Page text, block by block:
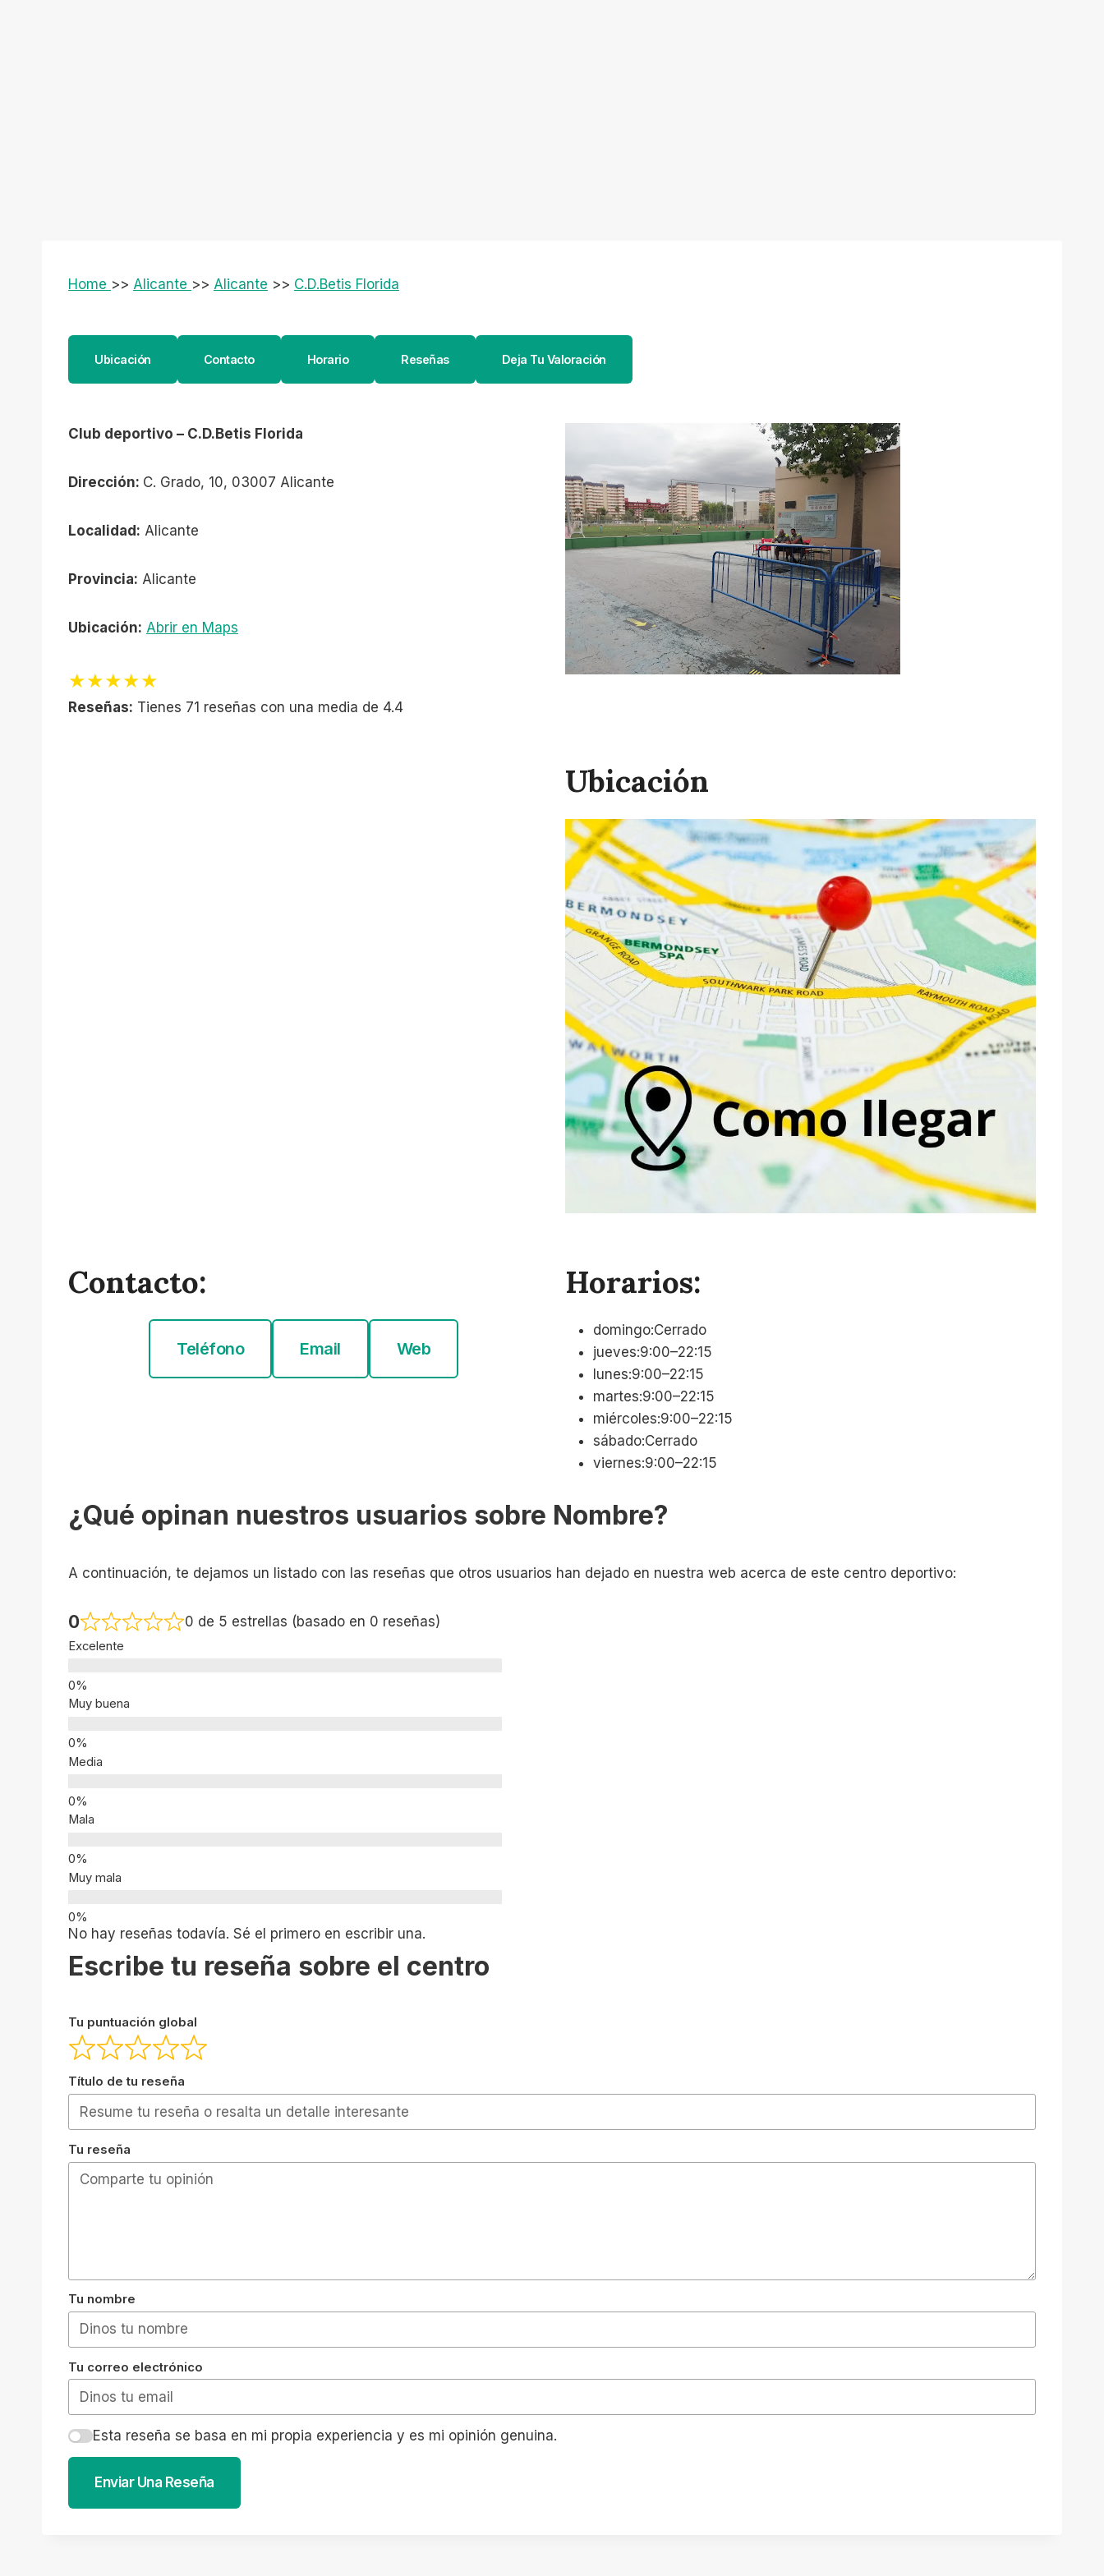
Home >> Alicante >> Alicante >> C.D.Betis Florida
Ubicación Contacto Horario Reseñas Deja Tu Valoración
Club deportivo – C.D.Betis Florida
Dirección: C. Grado, 10, 03007 Alicante
Localidad: Alicante
Provincia: Alicante
Ubicación: Abrir en Maps
★★★★★
Reseñas: Tienes 71 reseñas con una media de 4.4
Ubicación
Contacto:
Teléfono Email Web
Horarios:
domingo:Cerrado
jueves:9:00–22:15
lunes:9:00–22:15
martes:9:00–22:15
miércoles:9:00–22:15
sábado:Cerrado
viernes:9:00–22:15
¿Qué opinan nuestros usuarios sobre Nombre?
A continuación, te dejamos un listado con las reseñas que otros usuarios han dejado en nuestra web acerca de este centro deportivo:
0 0 de 5 estrellas (basado en 0 reseñas)
Excelente
Muy buena
Media
Mala
Muy mala
No hay reseñas todavía. Sé el primero en escribir una.
Escribe tu reseña sobre el centro
Tu puntuación global
Título de tu reseña
Tu reseña
Tu nombre
Tu correo electrónico
Esta reseña se basa en mi propia experiencia y es mi opinión genuina.
Enviar Una Reseña